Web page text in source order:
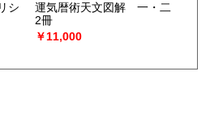
シ
運気暦術天文図解 一・二
2冊
￥11,000